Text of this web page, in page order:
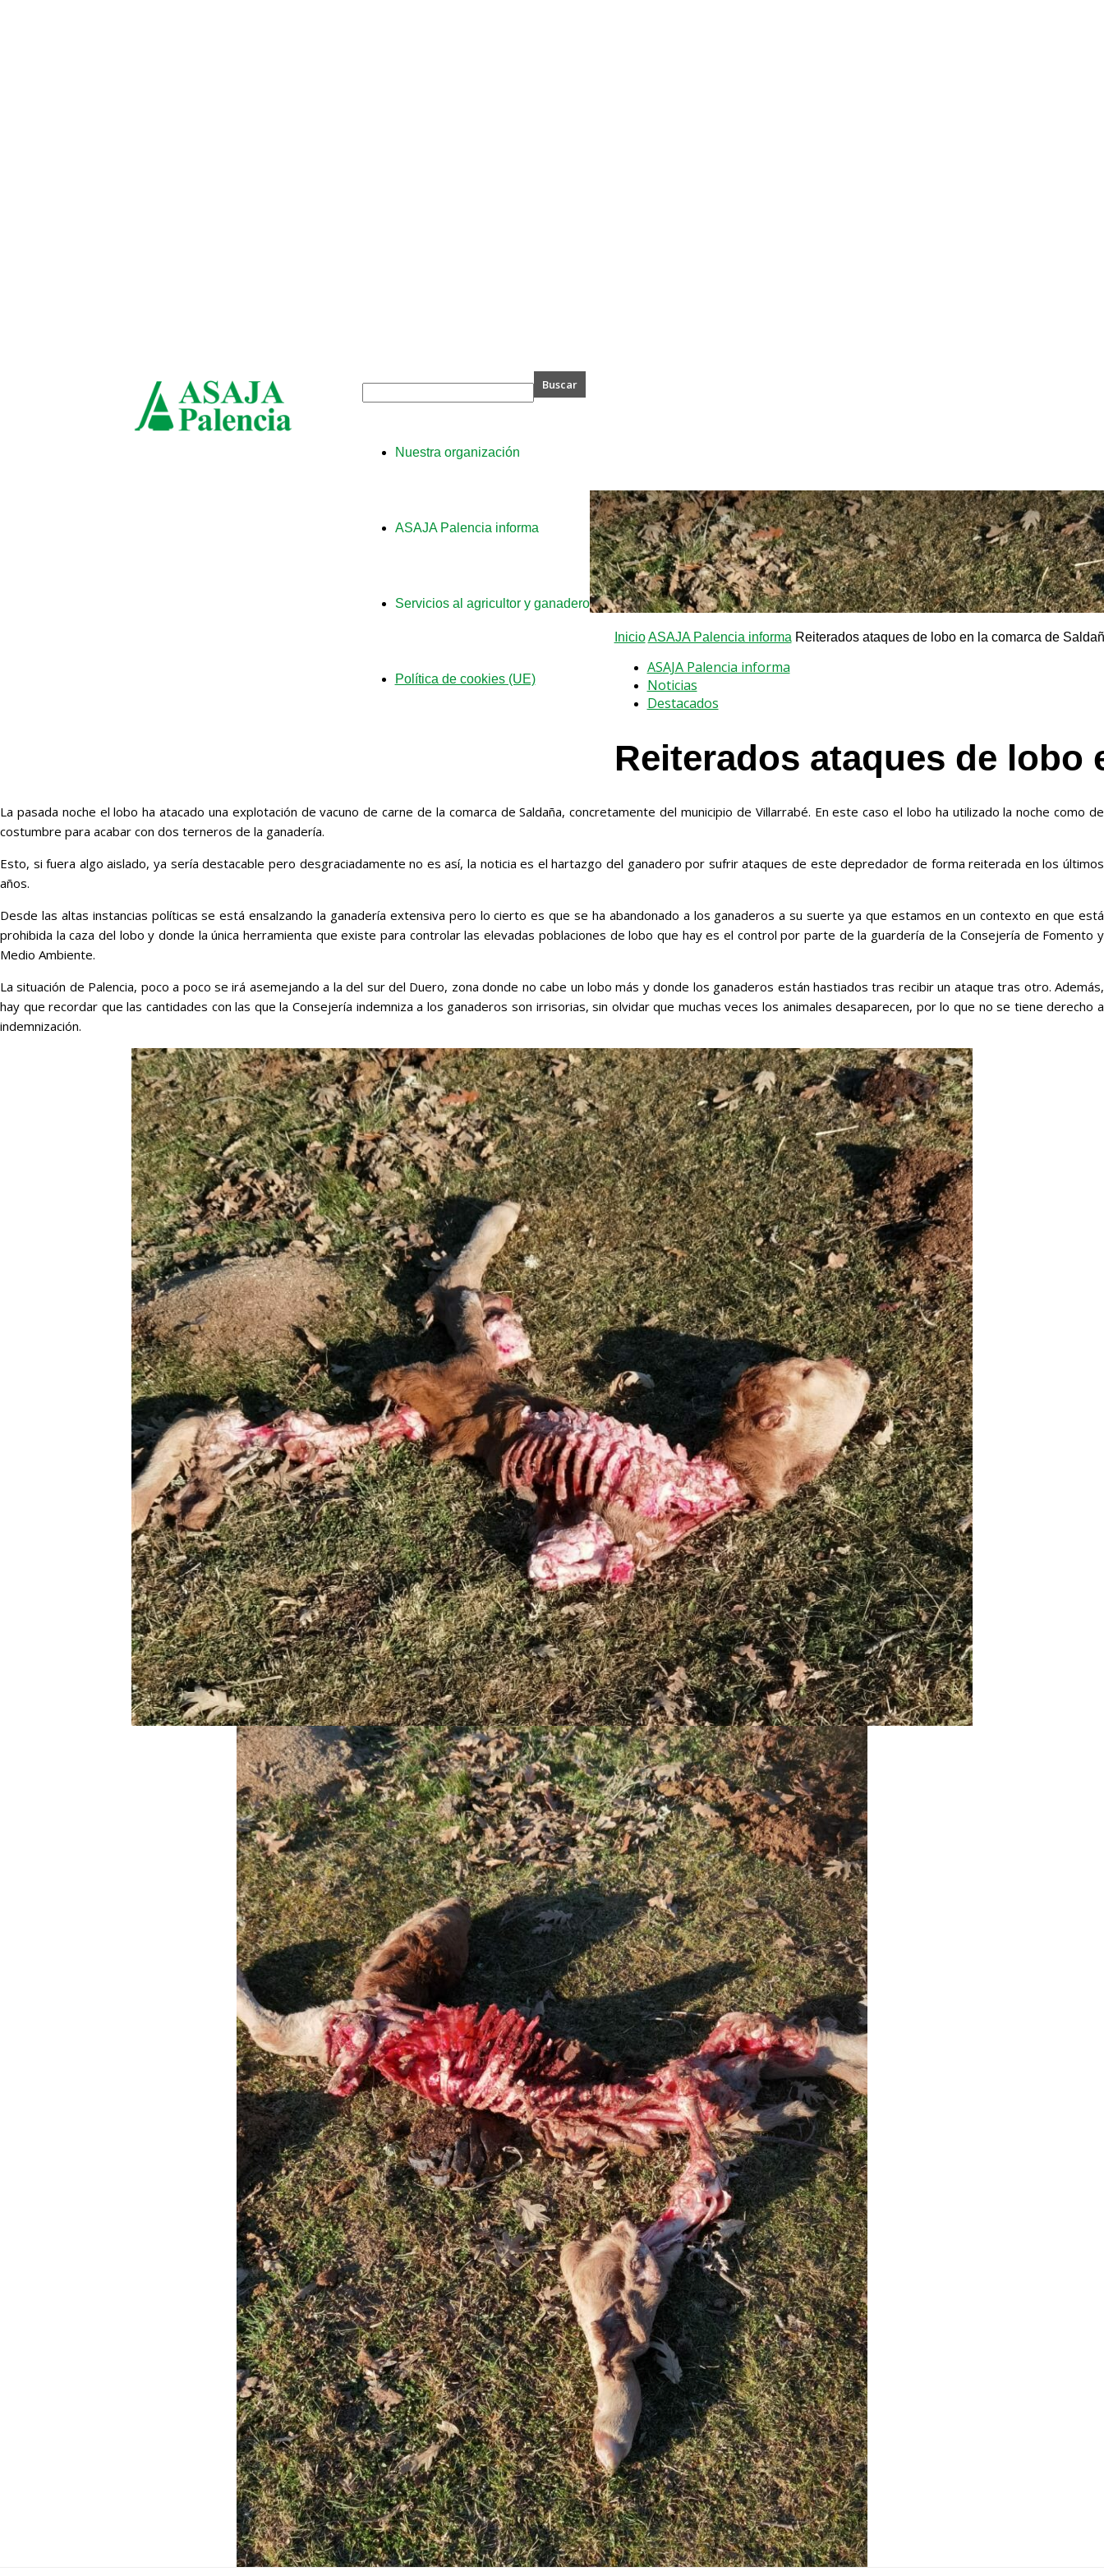
Nuestra organización
ASAJA Palencia informa
Servicios al agricultor y ganadero
Política de cookies (UE)
Inicio ASAJA Palencia informa Reiterados ataques de lobo en la comarca de
ASAJA Palencia informa
Noticias
Destacados
Reiterados ataques de lobo
La pasada noche el lobo ha atacado una explotación de vacuno de carne de la comarca de Saldaña, concretamente del municipio de Villarrabé. En este caso el lobo ha utilizado la noche como de
costumbre para acabar con dos terneros de la ganadería.
Esto, si fuera algo aislado, ya sería destacable pero desgraciadamente no es así, la noticia es el hartazgo del ganadero por sufrir ataques de este depredador de forma reiterada en los últimos
años.
Desde las altas instancias políticas se está ensalzando la ganadería extensiva pero lo cierto es que se ha abandonado a los ganaderos a su suerte ya que estamos en un contexto en que está
prohibida la caza del lobo y donde la única herramienta que existe para controlar las elevadas poblaciones de lobo que hay es el control por parte de la guardería de la Consejería de Fomento y
Medio Ambiente.
La situación de Palencia, poco a poco se irá asemejando a la del sur del Duero, zona donde no cabe un lobo más y donde los ganaderos están hastiados tras recibir un ataque tras otro. Además,
hay que recordar que las cantidades con las que la Consejería indemniza a los ganaderos son irrisorias, sin olvidar que muchas veces los animales desaparecen, por lo que no se tiene derecho a
indemnización.